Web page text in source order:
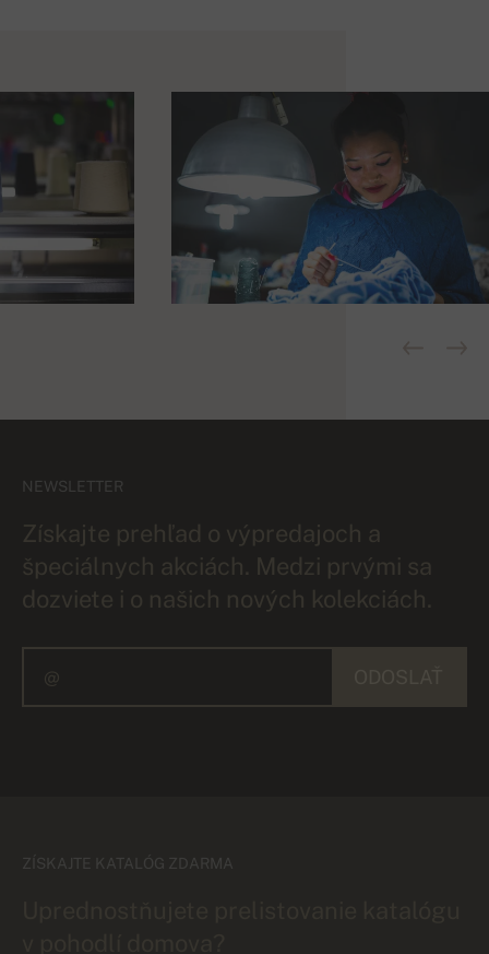
NEWSLETTER
Získajte prehľad o výpredajoch a
špeciálnych akciách. Medzi prvými sa
dozviete i o našich nových kolekciách.
ZÍSKAJTE KATALÓG ZDARMA